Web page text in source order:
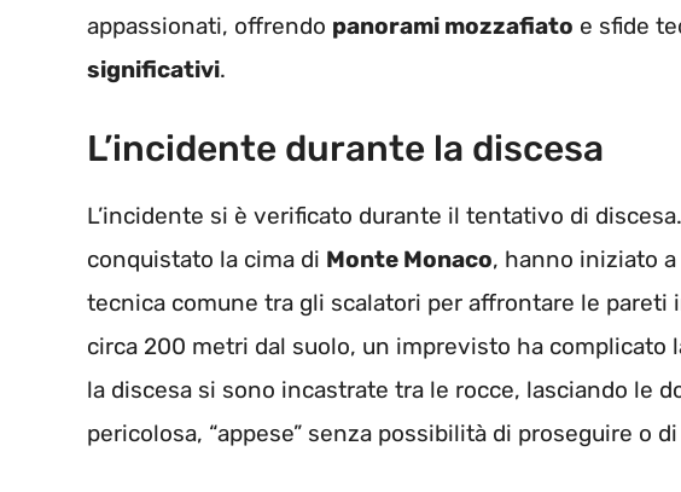
appassionati, offrendo panorami mozzafiato e sfide
significativi.
L’incidente durante la discesa
L’incidente si è verificato durante il tentativo di
conquistato la cima di Monte Monaco, hanno iniziato
tecnica comune tra gli scalatori per affrontare le pareti
circa 200 metri dal suolo, un imprevisto ha complicato
la discesa si sono incastrate tra le rocce, lasciando le
pericolosa, “appese” senza possibilità di proseguire o